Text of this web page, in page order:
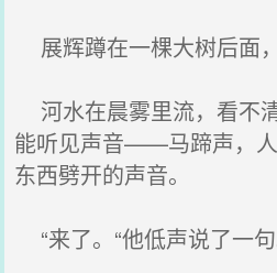
展辉蹲在一棵大树后面
河水在晨雾里流，看不
能听见声音——马蹄声，
东西劈开的声音。
“来了。“他低声说了一句